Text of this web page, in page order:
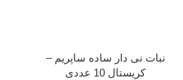
نبات نی دار ساده ساپریم –
کریستال 10 عددی